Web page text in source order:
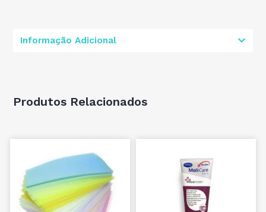
Informação Adicional
Produtos Relacionados